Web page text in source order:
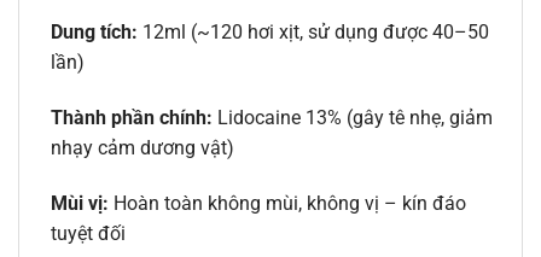
Dung tích: 12ml (~120 hơi xịt, sử dụng được 40–50
lần)
Thành phần chính: Lidocaine 13% (gây tê nhẹ, giảm
nhạy cảm dương vật)
Mùi vị: Hoàn toàn không mùi, không vị – kín đáo
tuyệt đối